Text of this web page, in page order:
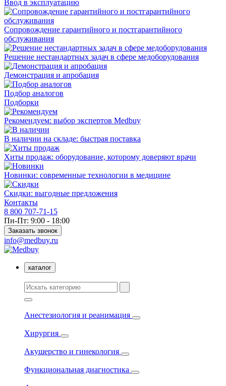
Ввод в эксплуатацию
Сопровождение гарантийного и постгарантийного
обслуживания
Решение нестандартных задач в сфере медоборудования
Демонстрация и апробация
Подбор аналогов
Подборки
Рекомендуем: выбор экспертов Medbuy
В наличии на складе: быстрая поставка
Хиты продаж: оборудование, которому доверяют врачи
Новинки: современные технологии в медицине
Скидки: выгодные предложения
Контакты
8 800 707-71-15
Пн-Пт: 9:00 - 18:00
Заказать звонок
info@medbuy.ru
каталог
Анестезиология и реанимация
Хирургия
Акушерство и гинекология
Функциональная диагностика